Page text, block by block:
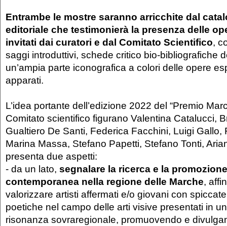
Entrambe le mostre saranno arricchite dal
editoriale che testimonierà la presenza delle
invitati dai curatori e dal Comitato Scientifico,
saggi introduttivi, schede critico bio-bibliografiche
un’ampia parte iconografica a colori delle opere
apparati.
L’idea portante dell’edizione 2022 del “Premio
Comitato scientifico figurano Valentina Catalucci,
Gualtiero De Santi, Federica Facchini, Luigi Gallo,
Marina Massa, Stefano Papetti, Stefano Tonti,
presenta due aspetti:
- da un lato, segnalare la ricerca e la
contemporanea nella regione delle Marche,
valorizzare artisti affermati e/o giovani con
poetiche nel campo delle arti visive presentati in
risonanza sovraregionale, promuovendo e